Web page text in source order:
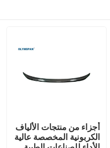
أجزاء من منتجات الألياف
الكربونية المخصصة عالية